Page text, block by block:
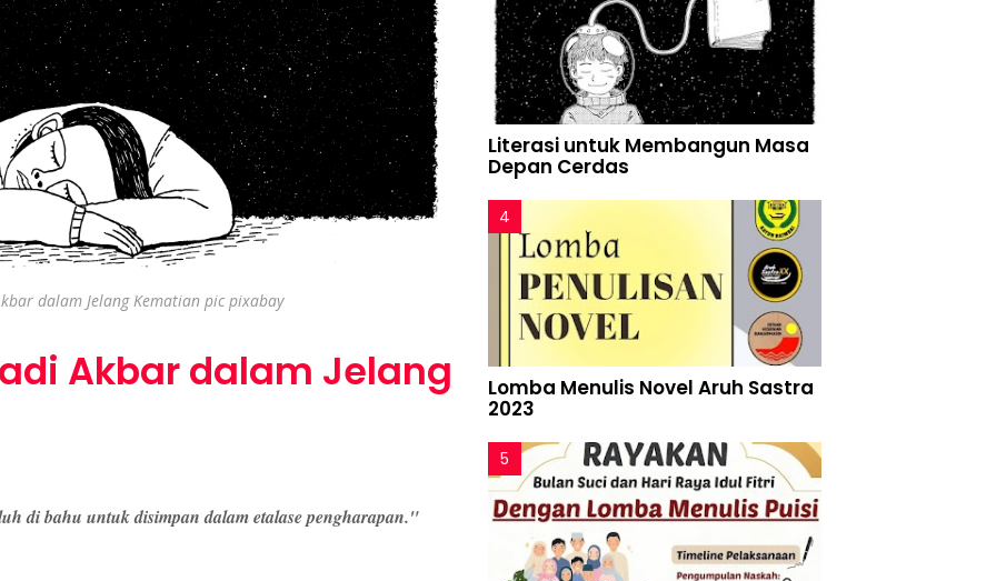
dalam Jelang Kematian pic pixabay
Akbar dalam Jelang
di bahu untuk disimpan dalam etalase pengharapan."
Literasi untuk Membangun Masa
Depan Cerdas
Lomba Menulis Novel Aruh Sastra
2023